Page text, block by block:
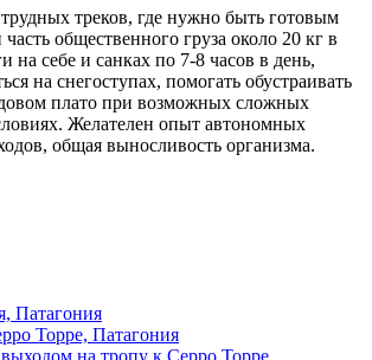
треков, где нужно быть готовым
общественного груза около 20 кг в
на себе и санках по 7-8 часов в день,
на снегоступах, помогать обустраивать
плато при возможных сложных
Желателен опыт автономных
общая выносливость организма.